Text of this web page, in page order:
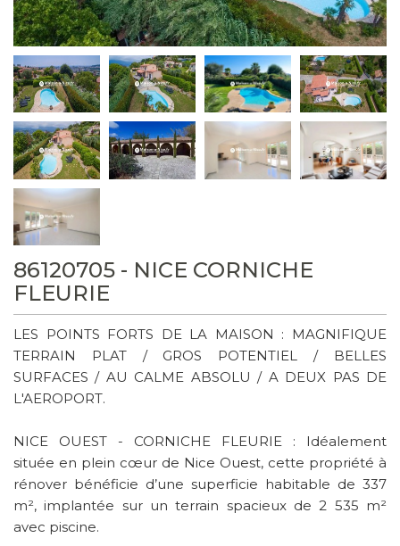
86120705 - NICE CORNICHE
FLEURIE
LES POINTS FORTS DE LA MAISON : MAGNIFIQUE
TERRAIN PLAT / GROS POTENTIEL / BELLES
SURFACES / AU CALME ABSOLU / A DEUX PAS DE
L'AEROPORT.
NICE OUEST - CORNICHE FLEURIE : Idéalement
située en plein cœur de Nice Ouest, cette propriété à
rénover bénéficie d’une superficie habitable de 337
m², implantée sur un terrain spacieux de 2 535 m²
avec piscine.